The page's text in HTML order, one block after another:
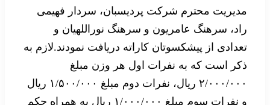
مدیریت محترم شرکت پردیسبان، سردار فهیمی
راد، سرهنگ عامریون و سرهنگ نوراللهیان و
تعدادی از پیشکسوتان کاراته دریافت نمودند.لازم به
ذکر است که به نفرات اول هر وزن مبلغ
۲/۰۰۰/۰۰۰ ریال، نفرات دوم مبلغ ۱/۵۰۰/۰۰۰ ریال
و نفرات سوم مبلغ ۱/۰۰۰/۰۰۰ ریال به همراه حکم